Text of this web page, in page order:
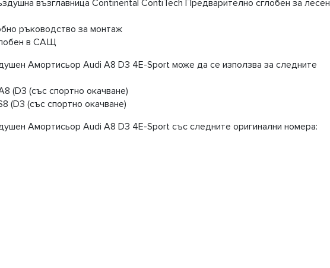
възглавница Continental ContiTech Предварително сглобен за лесен
ръководство за монтаж
в САЩ
Амортисьор Audi А8 D3 4E-Sport може да се използва за следните
(D3 (със спортно окачване)
(D3 (със спортно окачване)
Амортисьор Audi А8 D3 4E-Sport със следните оригинални номера: